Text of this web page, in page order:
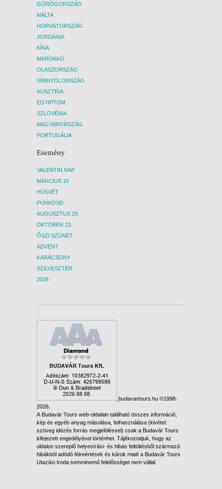
GÖRÖGORSZÁG
MÁLTA
HORVÁTORSZÁG
JORDÁNIA
KÍNA
MAROKKÓ
OLASZORSZÁG
SPANYOLORSZÁG
AUSZTRIA
EGYIPTOM
SZLOVÉNIA
MAGYARORSZÁG
PORTUGÁLIA
Esemény
VALENTIN NAP
MÁRCIUS 15
HÚSVÉT
PÜNKÖSD
AUGUSZTUS 20.
OKTÓBER 23.
ŐSZI SZÜNET
ADVENT
KARÁCSONY
SZILVESZTER
2026
budavartours.hu ©1998-
2026.
A Budavár Tours web-oldalain található összes információ,
kép és egyéb anyag másolása, felhasználása (kivétel:
szöveg idézés forrás megjelöléssel) csak a Budavár Tours
kifejezett engedélyével történhet. Tájékoztatjuk, hogy az
oldalon szereplő helyesírási- és hibás feltöltésből származó
hibákból adódó félreértések és károk miatt a Budavár Tours
Utazási Iroda semminemű felelősséget nem vállal.